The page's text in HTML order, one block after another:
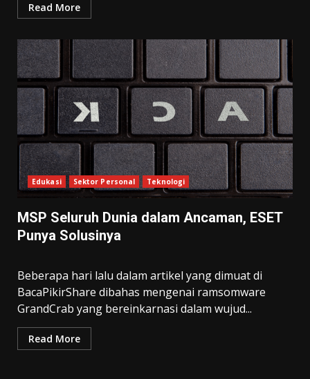
Read More
Edukasi Sektor Personal Teknologi
MSP Seluruh Dunia dalam Ancaman, ESET
Punya Solusinya
Beberapa hari lalu dalam artikel yang dimuat di
BacaPikirShare dibahas mengenai ramsomware
GrandCrab yang bereinkarnasi dalam wujud...
Read More